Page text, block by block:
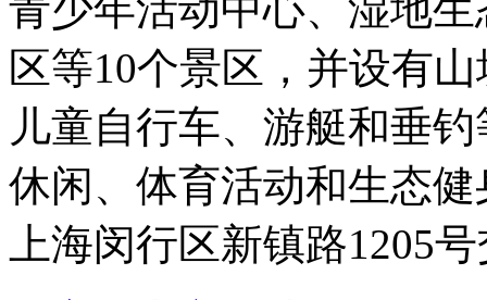
区等10个景区，并设有
儿童自行车、游艇和垂
休闲、体育活动和生态
上海闵行区新镇路1205